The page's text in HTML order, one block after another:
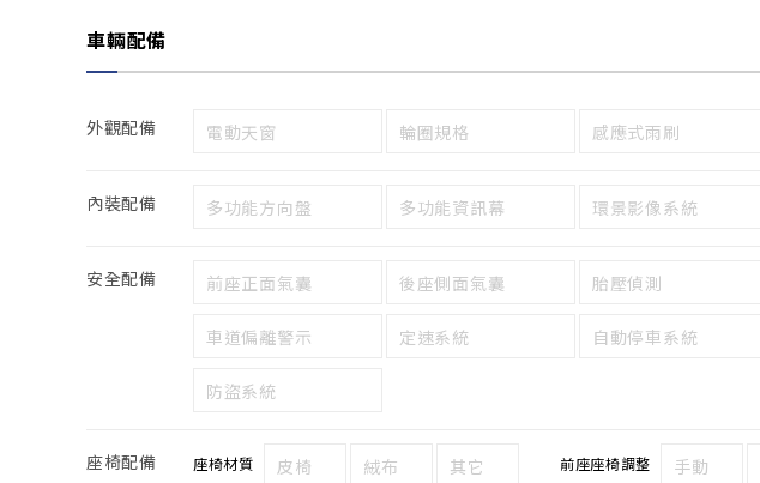
車輛配備
外觀配備 電動天窗 輪圈規格 感應式雨刷
內裝配備 多功能方向盤 多功能資訊幕 環景影像系統
安全配備 前座正面氣囊 後座側面氣囊 胎壓偵測
車道偏離警示 定速系統 自動停車系統
防盜系統
座椅配備 座椅材質 皮椅 絨布 其它 前座座椅調整 手動